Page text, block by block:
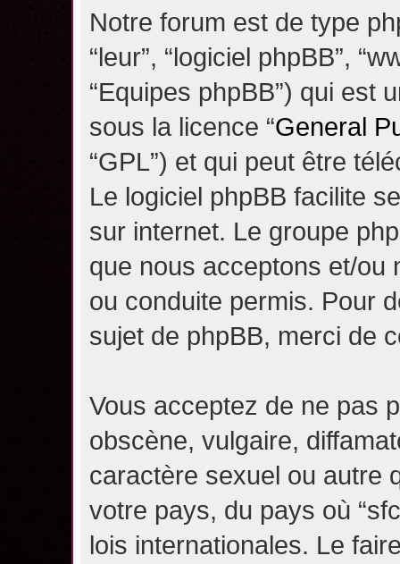
Notre forum est de type
“leur”, “logiciel phpBB”,
“Equipes phpBB”) qui est
sous la licence “General
“GPL”) et qui peut être
Le logiciel phpBB facilite
sur internet. Le groupe
que nous acceptons et/ou
ou conduite permis. Pour
sujet de phpBB, merci de
Vous acceptez de ne pas
obscène, vulgaire,
caractère sexuel ou autre
votre pays, du pays où
lois internationales. Le